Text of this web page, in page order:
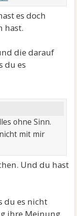
es doch
hast.
die darauf
du es
ohne Sinn.
mit mir
Und du hast
du es nicht